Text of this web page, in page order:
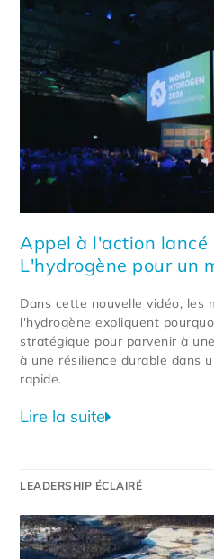
Appel à l'action lancé
L'hydrogène pour un
Dans cette nouvelle vidéo, les
l'hydrogène expliquent
stratégique pour parvenir à
à une résilience durable dans
rapide.
Lire la suite
LEADERSHIP ÉCLAIRÉ